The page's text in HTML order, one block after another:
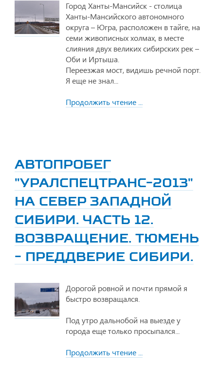
Город Ханты-Мансийск - столица
Ханты-Мансийского автономного
округа – Югра, расположен в тайге, на
семи живописных холмах, в месте
слияния двух великих сибирских рек –
Оби и Иртыша.
Переезжая мост, видишь речной порт.
Я еще не знал...
Продолжить чтение ...
АВТОПРОБЕГ
"УРАЛСПЕЦТРАНС-2013"
НА СЕВЕР ЗАПАДНОЙ
СИБИРИ. ЧАСТЬ 12.
ВОЗВРАЩЕНИЕ. ТЮМЕНЬ
- ПРЕДДВЕРИЕ СИБИРИ.
Дорогой ровной и почти прямой я
быстро возвращался.
Под утро дальнобой на выезде у
города еще только просыпался...
Продолжить чтение ...